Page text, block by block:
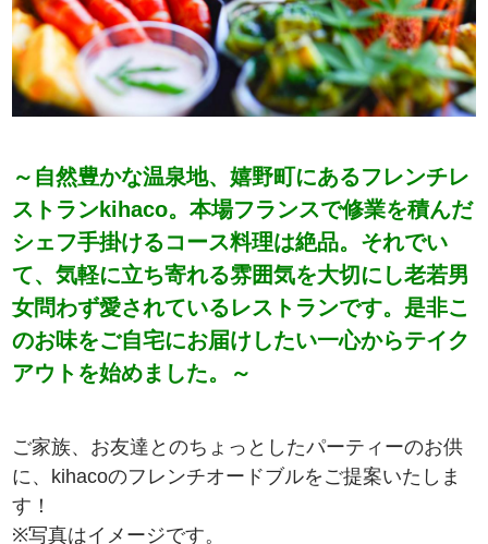
～自然豊かな温泉地、嬉野町にあるフレンチレ
ストランkihaco。本場フランスで修業を積んだ
シェフ手掛けるコース料理は絶品。それでい
て、気軽に立ち寄れる雰囲気を大切にし老若男
女問わず愛されているレストランです。是非こ
のお味をご自宅にお届けしたい一心からテイク
アウトを始めました。～
ご家族、お友達とのちょっとしたパーティーのお供
に、kihacoのフレンチオードブルをご提案いたしま
す！
※写真はイメージです。